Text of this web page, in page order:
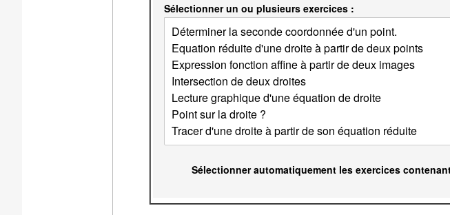
Sélectionner un ou plusieurs exercices :
Sélectionner automatiquement les exercices